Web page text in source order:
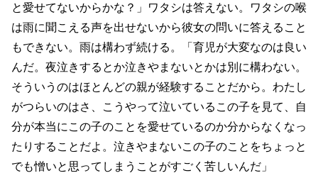
と愛せてないからかな？」ワタシは答えない。ワタシの喉
は雨に聞こえる声を出せないから彼女の問いに答えること
もできない。雨は構わず続ける。「育児が大変なのは良い
んだ。夜泣きするとか泣きやまないとかは別に構わない。
そういうのはほとんどの親が経験することだから。わたし
がつらいのはさ、こうやって泣いているこの子を見て、自
分が本当にこの子のことを愛せているのか分からなくなっ
たりすることだよ。泣きやまないこの子のことをちょっと
でも憎いと思ってしまうことがすごく苦しいんだ」